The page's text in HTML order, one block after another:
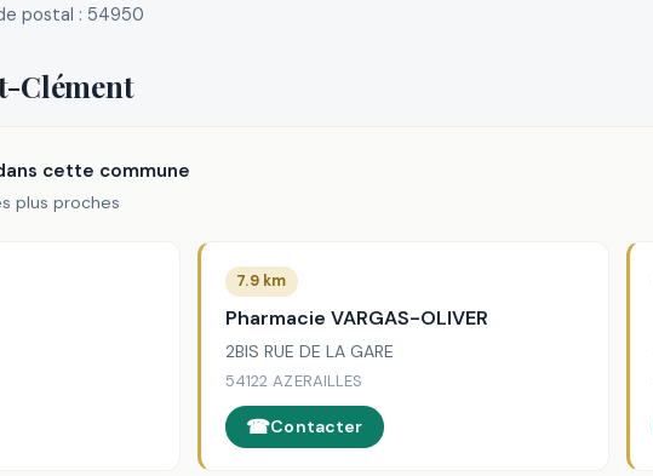
postal : 54950
Clément
cette commune
plus proches
7.9 km
Pharmacie VARGAS-OLIVER
2BIS RUE DE LA GARE
54122 AZERAILLES
Contacter